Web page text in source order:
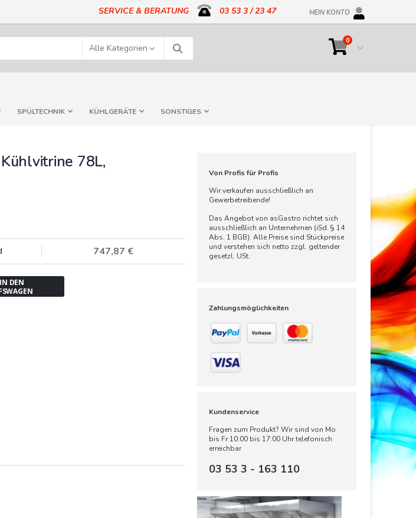
SERVICE & BERATUNG 03 53 3 / 23 47 MEIN KONTO
Cart
0Artikel
Suche
SPÜLTECHNIK KÜHLGERÄTE SONSTIGES
78L,
747,87 €
IN DEN
Von Profis für Profis
Wir verkaufen ausschließlich an
Gewerbetreibende!
Das Angebot von asGastro richtet sich
ausschließlich an Unternehmen (iSd. § 14
Abs. 1 BGB). Alle Preise sind Stückpreise
und verstehen sich netto zzgl. geltender
gesetzl. USt.
Zahlungsmöglichkeiten
Kundenservice
Fragen zum Produkt? Wir sind von Mo
bis Fr 10:00 bis 17:00 Uhr telefonisch
erreichbar
03 53 3 - 163 110